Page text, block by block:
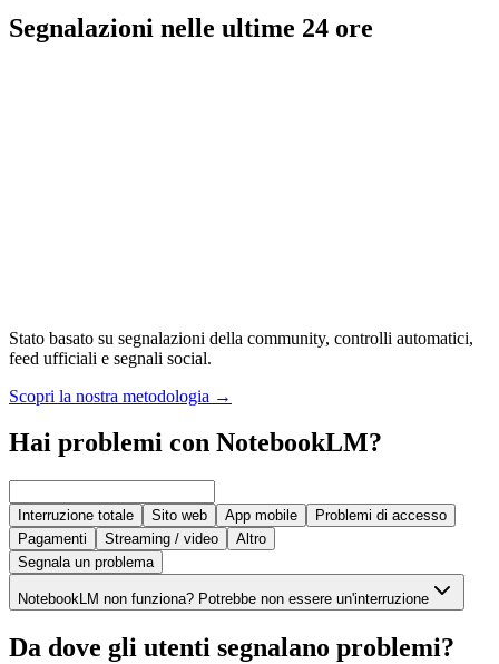
Segnalazioni nelle ultime 24 ore
Stato basato su segnalazioni della community, controlli automatici,
feed ufficiali e segnali social.
Scopri la nostra metodologia →
Hai problemi con NotebookLM?
Interruzione totale Sito web App mobile
Problemi di accesso
Pagamenti
Streaming / video
Altro
Segnala un problema
NotebookLM non funziona? Potrebbe non essere un'interruzione
Da dove gli utenti segnalano problemi?